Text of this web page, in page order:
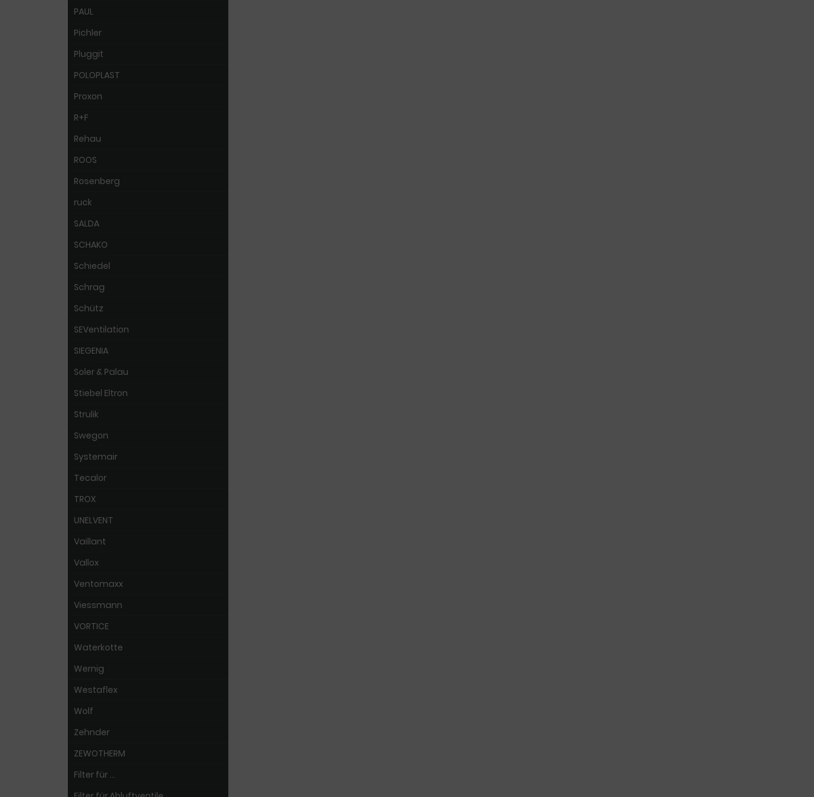
PAUL
Pichler
Pluggit
POLOPLAST
Proxon
R+F
Rehau
ROOS
Rosenberg
ruck
SALDA
SCHAKO
Schiedel
Schrag
Schütz
SEVentilation
SIEGENIA
Soler & Palau
Stiebel Eltron
Strulik
Swegon
Systemair
Tecalor
TROX
UNELVENT
Vaillant
Vallox
Ventomaxx
Viessmann
VORTICE
Waterkotte
Wernig
Westaflex
Wolf
Zehnder
ZEWOTHERM
Filter für ...